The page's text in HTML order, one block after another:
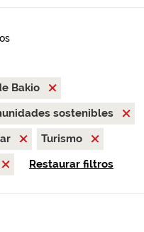
Bakio
sostenibles
Turismo
Restaurar filtros